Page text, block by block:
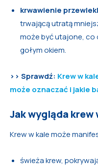
krwawienie
trwającą utratą
może być utajone,
gołym okiem.
>> Sprawdź: Krew w
może oznaczać i jakie
Jak wygląda krew
Krew w kale może
świeża krew,